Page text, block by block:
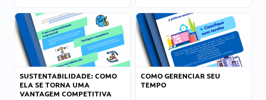
SUSTENTABILIDADE: COMO
ELA SE TORNA UMA
VANTAGEM COMPETITIVA
COMO GERENCIAR SEU
TEMPO